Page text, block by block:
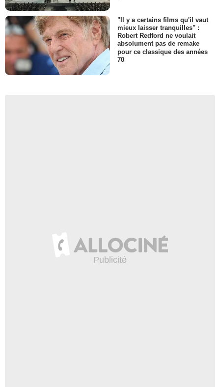
"Il y a certains films qu'il vaut
mieux laisser tranquilles" :
Robert Redford ne voulait
absolument pas de remake
pour ce classique des années
70